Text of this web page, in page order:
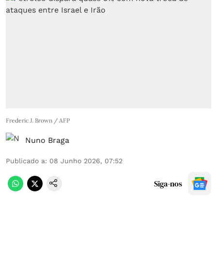
Frederic J. Brown / AFP
Nuno Braga
Publicado a: 08 Junho 2026, 07:52
Siga-nos